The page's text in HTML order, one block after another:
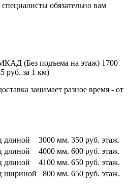
обязательно вам
(Без подъема на этаж) 1700
руб. за 1 км)
занимает разное время - от
длиной 3000 мм. 350 руб. этаж.
длиной
4000 мм. 600 руб. этаж.
длиной
4100 мм. 650 руб. этаж.
шириной
800 мм. 650 руб. этаж.